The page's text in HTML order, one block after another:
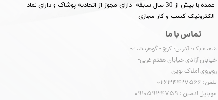
عمده با بیش از 30 سال سابقه دارای مجوز از اتحادیه پوشاک و دارای نماد
الکترونیک کسب و کار مجازی
تماس با ما
شعبه یک: آدرس: کرج - گوهردشت-
خیابان آزادی خیابان هفتم غربی-
روبروی املاک نوین
​​​​​​​تلفن: 02634427566
موبایل ادمین : 09105934759